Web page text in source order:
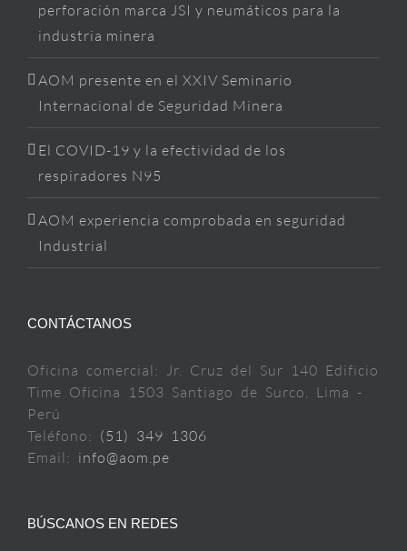
perforación marca JSI y neumáticos para la
industria minera
AOM presente en el XXIV Seminario
Internacional de Seguridad Minera
El COVID-19 y la efectividad de los
respiradores N95
AOM experiencia comprobada en seguridad
Industrial
CONTÁCTANOS
Oficina comercial: Jr. Cruz del Sur 140 Edificio
Time Oficina 1503 Santiago de Surco, Lima -
Perú
Teléfono: (51) 349 1306
Email: info@aom.pe
BÚSCANOS EN REDES